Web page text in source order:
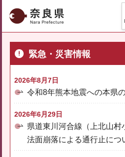
奈良県
緊急・災害情報
2026年8月7日
令和8年熊本地震への本県
2026年6月29日
県道東川河合線（上北山村
法面崩落による通行止につ